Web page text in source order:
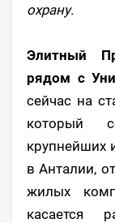
охрану.
Элитный
рядом с
сейчас на
который
крупнейших
в Анталии,
жилых
касается